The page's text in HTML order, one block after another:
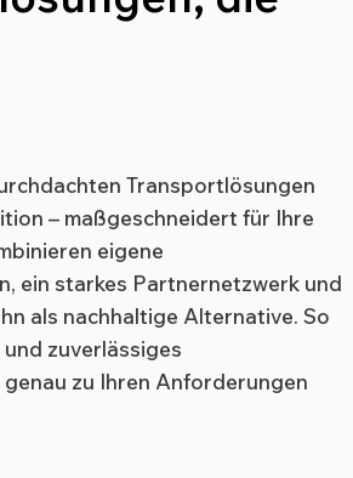
Transportlösungen
– maßgeschneidert für Ihre
eigene
ein starkes Partnernetzwerk und
als nachhaltige Alternative. So
zuverlässiges
zu Ihren Anforderungen